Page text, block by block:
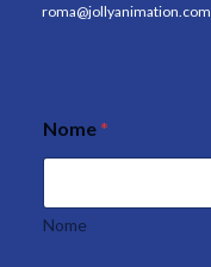
roma@jollyanimation.com
Nome*
Nome